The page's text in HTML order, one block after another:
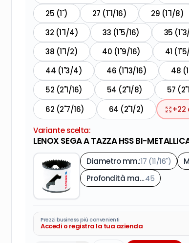
25 (1")
27 (1"1/16) 29 (1"1/8)
32 (1"1/4)
33 (1"5/16) 35
38 (1"1/2)
40 (1"9/16) 41
44 (1"3/4)
46 (1"13/16) 48
52 (2"1/16)
54 (2"1/8) 57
62 (2"7/16)
64 (2"1/2) +22
Variante scelta:
LENOX SEGA A TAZZA HSS BI-
Diametro mm.:17 (11/16")
Profondità max di taglio mm.45
Prezzi business più convenienti
Accedi o registra la tua azienda